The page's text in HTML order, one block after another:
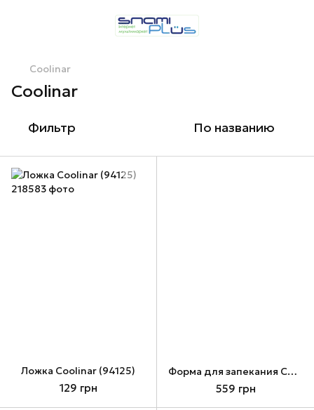
Coolinar
Coolinar
Фильтр По названию
Ложка Coolinar (94125)
129 грн
Форма для запекания Coolinar, Red, (96112)
559 грн